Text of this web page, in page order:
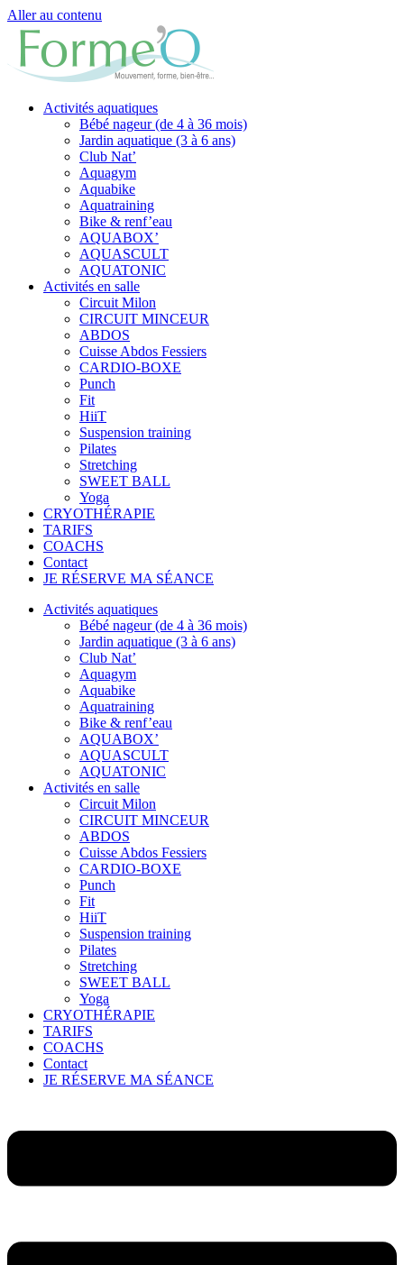
Aller au contenu
Activités aquatiques
Bébé nageur (de 4 à 36 mois)
Jardin aquatique (3 à 6 ans)
Club Nat’
Aquagym
Aquabike
Aquatraining
Bike & renf’eau
AQUABOX’
AQUASCULT
AQUATONIC
Activités en salle
Circuit Milon
CIRCUIT MINCEUR
ABDOS
Cuisse Abdos Fessiers
CARDIO-BOXE
Punch
Fit
HiiT
Suspension training
Pilates
Stretching
SWEET BALL
Yoga
CRYOTHÉRAPIE
TARIFS
COACHS
Contact
JE RÉSERVE MA SÉANCE
Activités aquatiques
Bébé nageur (de 4 à 36 mois)
Jardin aquatique (3 à 6 ans)
Club Nat’
Aquagym
Aquabike
Aquatraining
Bike & renf’eau
AQUABOX’
AQUASCULT
AQUATONIC
Activités en salle
Circuit Milon
CIRCUIT MINCEUR
ABDOS
Cuisse Abdos Fessiers
CARDIO-BOXE
Punch
Fit
HiiT
Suspension training
Pilates
Stretching
SWEET BALL
Yoga
CRYOTHÉRAPIE
TARIFS
COACHS
Contact
JE RÉSERVE MA SÉANCE